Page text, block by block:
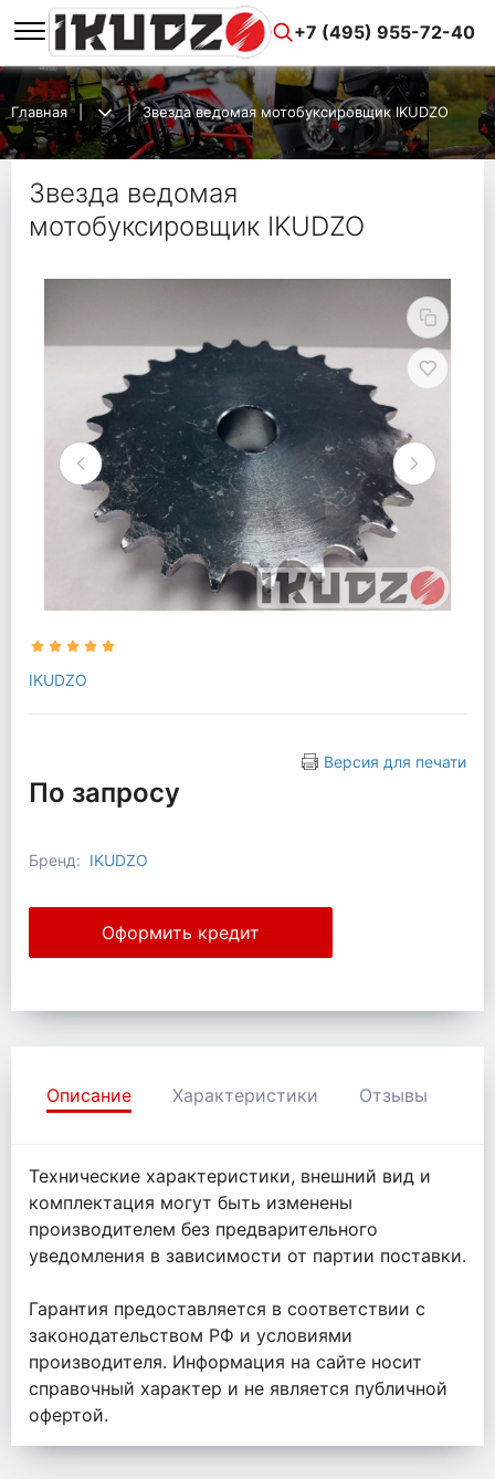
+7 (495) 955-72-40
Главная Звезда ведомая мотобуксировщик IKUDZO
Звезда ведомая
мотобуксировщик IKUDZO
IKUDZO
Версия для печати
По запросу
Бренд: IKUDZO
Оформить кредит
Описание Характеристики Отзывы
Технические характеристики, внешний вид и
комплектация могут быть изменены
производителем без предварительного
уведомления в зависимости от партии поставки.
Гарантия предоставляется в соответствии с
законодательством РФ и условиями
производителя. Информация на сайте носит
справочный характер и не является публичной
офертой.